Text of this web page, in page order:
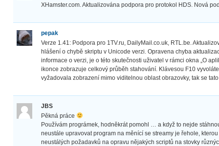
XHamster.com. Aktualizována podpora pro protokol HDS. Nová
pepak
Verze 1.41: Podpora pro 1TV.ru, DailyMail.co.uk, RTL.be.
hlášení o chybě skriptu v Unicode verzi. Opravena chyba
informace o verzi, je o této skutečnosti uživatel v rámci okna „O
ikonce zobrazuje celkový průběh stahování. Klávesou F10
vyžadovala zobrazení mimo viditelnou oblast obrazovky, tak se
JBS
Pěkná práce
Používám prográmek, hodněkrát pomohl … a když to nejde
neustále upravovat program na měnící se streamy je řehole,
neustálých požadavků na opravu nějakých scriptů na stovky